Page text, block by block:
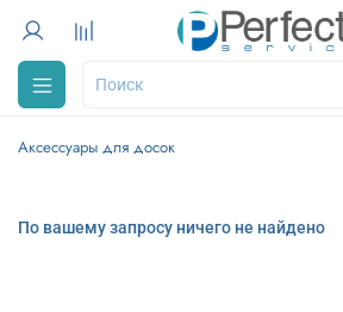
Аксессуары для досок
По вашему запросу ничего не найдено